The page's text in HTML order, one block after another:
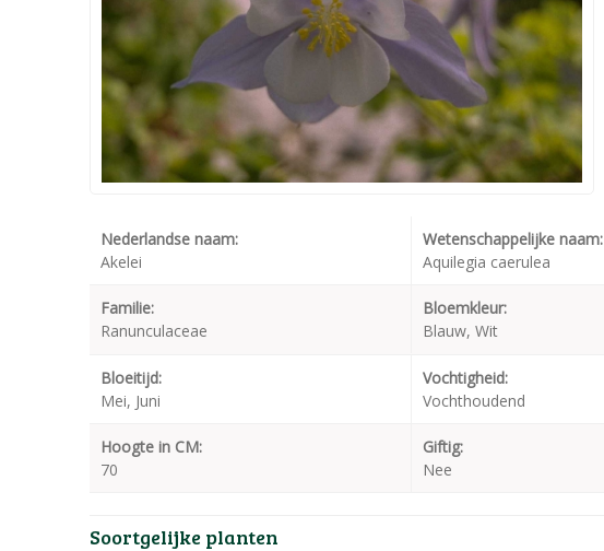
Nederlandse naam:
Akelei
Wetenschappelijke naam:
Aquilegia caerulea
Familie:
Ranunculaceae
Bloemkleur:
Blauw, Wit
Bloeitijd:
Mei, Juni
Vochtigheid:
Vochthoudend
Hoogte in CM:
70
Giftig:
Nee
Soortgelijke planten